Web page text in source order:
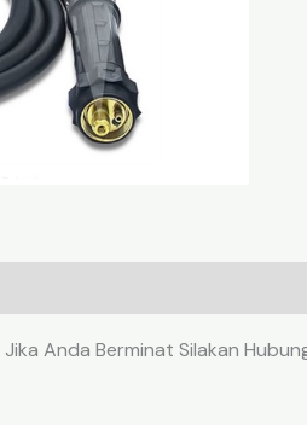
Jika Anda Berminat Silakan